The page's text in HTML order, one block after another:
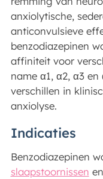
anxiolytische,
anticonvulsieve
benzodiazepinen
affiniteit voor
name α1, α2, α3
verschillen in
anxiolyse.
Indicaties
Benzodiazepinen
slaapstoornissen en